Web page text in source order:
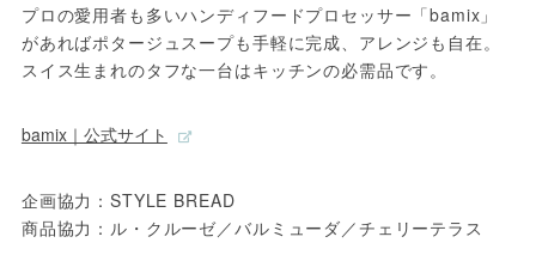
プロの愛用者も多いハンディフードプロセッサー「bamix」
があればポタージュスープも手軽に完成、アレンジも自在。
スイス生まれのタフな一台はキッチンの必需品です。
bamix｜公式サイト
企画協力：STYLE BREAD
商品協力：ル・クルーゼ／バルミューダ／チェリーテラス